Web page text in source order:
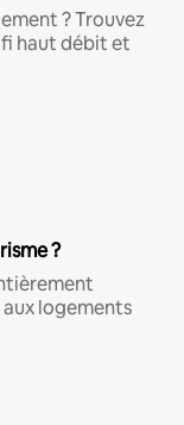
? Trouvez
haut débit et
?
logements